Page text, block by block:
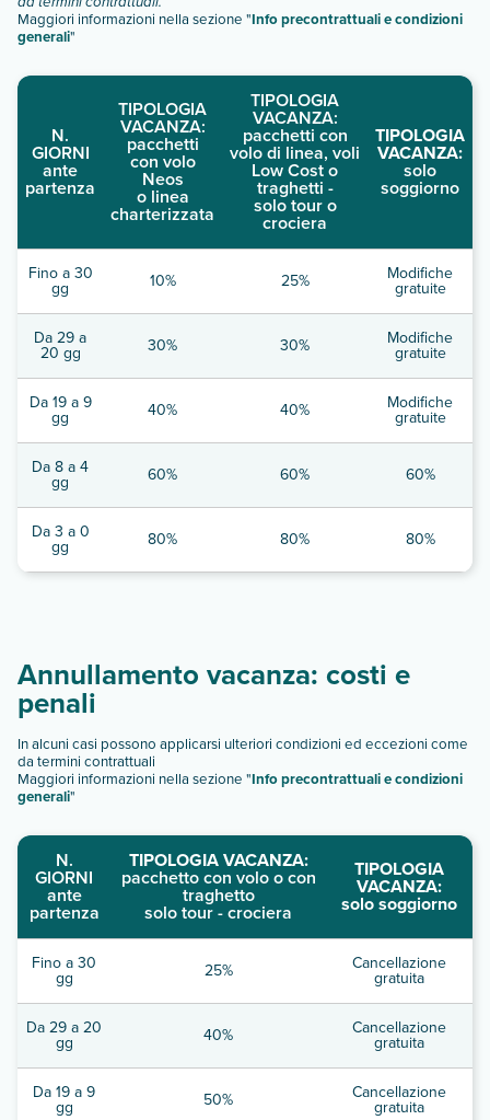
Maggiori informazioni nella sezione "Info precontrattuali e condizioni
generali"
N.
GIORNI
ante
partenza
TIPOLOGIA
VACANZA:
pacchetti
con volo
Neos
o linea
charterizzata
TIPOLOGIA
VACANZA:
pacchetti con
volo di linea, voli
Low Cost o
traghetti -
solo tour o
crociera
TIPOLOGIA
VACANZA:
solo
soggiorno
Fino a 30
gg 10% 25% Modifiche
gratuite
Da 29 a
20 gg 30% 30% Modifiche
gratuite
Da 19 a 9
gg 40% 40% Modifiche
gratuite
Da 8 a 4
gg 60% 60% 60%
Da 3 a 0
gg 80% 80% 80%
Annullamento vacanza: costi e
penali
In alcuni casi possono applicarsi ulteriori condizioni ed eccezioni come
da termini contrattuali
Maggiori informazioni nella sezione "Info precontrattuali e condizioni
generali"
N.
GIORNI
ante
partenza
TIPOLOGIA VACANZA:
pacchetto con volo o con
traghetto
solo tour - crociera
TIPOLOGIA
VACANZA:
solo soggiorno
Fino a 30
gg 25% Cancellazione
gratuita
Da 29 a 20
gg 40% Cancellazione
gratuita
Da 19 a 9
gg 50% Cancellazione
gratuita